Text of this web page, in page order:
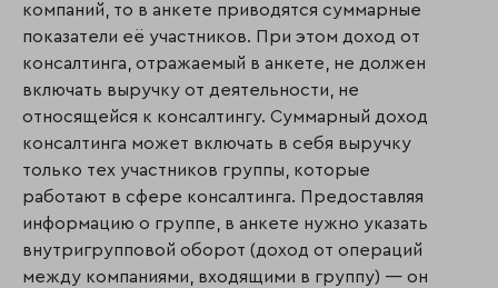
компаний, то в анкете приводятся суммарные
показатели её участников. При этом доход от
консалтинга, отражаемый в анкете, не должен
включать выручку от деятельности, не
относящейся к консалтингу. Суммарный доход
консалтинга может включать в себя выручку
только тех участников группы, которые
работают в сфере консалтинга. Предоставляя
информацию о группе, в анкете нужно указать
внутригрупповой оборот (доход от операций
между компаниями, входящими в группу) — он